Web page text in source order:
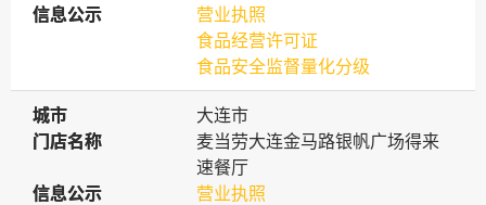
信息公示
信息公示
营业执照
食品经营许可证
食品安全监督量化分级
城市
城市
大连市
门店名称
门店名称
麦当劳大连金马路银帆广场得来
速餐厅
信息公示
信息公示
营业执照